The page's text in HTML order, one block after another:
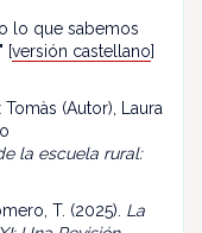
lo que sabemos
[versión castellano]
(Autor), Laura
la escuela rural:
T. (2025). La